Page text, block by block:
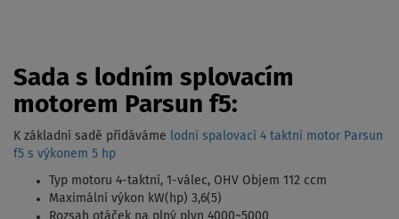
Sada s lodním splovacím
motorem Parsun f5:
K základní sadě přidáváme
lodní spalovací 4 taktní motor Parsun
f5 s výkonem 5 hp
Typ motoru 4-taktní, 1-válec, OHV Objem 112 ccm
Maximální výkon kW(hp) 3,6(5)
Rozsah otáček na plný plyn 4000~5000